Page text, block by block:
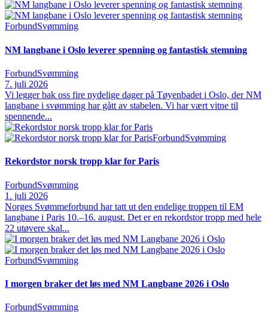
ForbundSvømming
NM langbane i Oslo leverer spenning og fantastisk stemning
ForbundSvømming
7. juli 2026
Vi legger bak oss fire nydelige dager på Tøyenbadet i Oslo, der NM
langbane i svømming har gått av stabelen. Vi har vært vitne til
spennende...
ForbundSvømming
Rekordstor norsk tropp klar for Paris
ForbundSvømming
1. juli 2026
Norges Svømmeforbund har tatt ut den endelige troppen til EM
langbane i Paris 10.–16. august. Det er en rekordstor tropp med hele
22 utøvere skal...
ForbundSvømming
I morgen braker det løs med NM Langbane 2026 i Oslo
ForbundSvømming